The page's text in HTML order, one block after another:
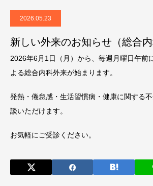
2026.05.23
新しい外来のお知らせ（総合内
2026年6月1日（月）から、毎週月曜日午前
よる総合内科外来が始まります。
発熱・倦怠感・生活習慣病・健康に関する
談いただけます。
お気軽にご受診ください。